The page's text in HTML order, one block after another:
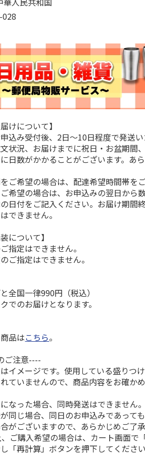
ドジャース 大
2026 NL 3・
手…
平 日本人最多53試
合連続出塁記念 コ
イ…
けについて】
込み受付後、2日～10日程度で発送い
状況、お届けまでに祝日・お盆期間
日数がかかることがございます。あ
ご希望の場合は、配達希望時間帯をご
希望の場合は、お申込みの翌日から
日付をご記入ください。お届け期間
できません。
について】
指定はできません。
ご指定はできません。
全国一律990円（税込）
でのお届けとなります。
品はこちら。
ご注意----
イメージです。使用している盛りつ
ていませんので、商品内容をお確か
なった場合、同時発送はできません
同じ場合、同日のお申込みであって
がございますので、あらかじめご了承
ご購入希望の場合は、カート画面で
「再計算」ボタンを押下してくださ